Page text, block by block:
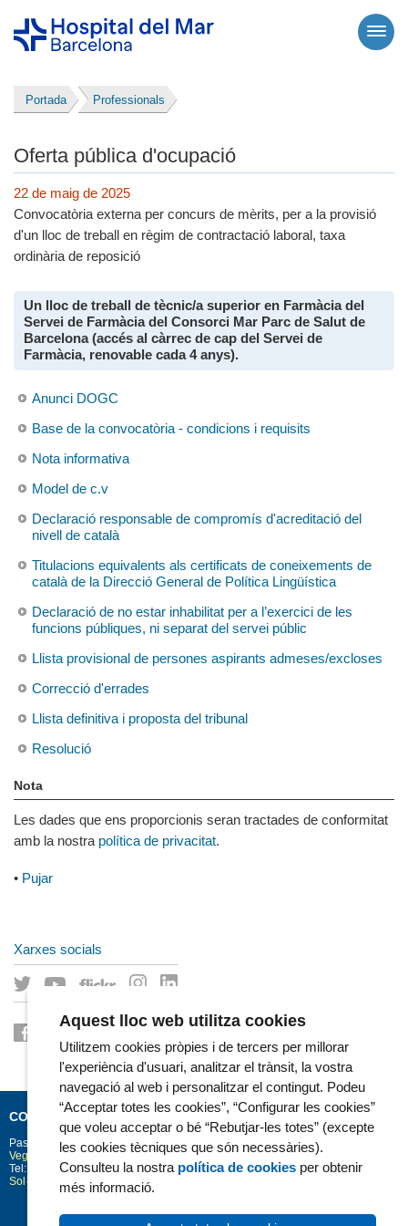
Portada Professionals
Oferta pública d'ocupació
22 de maig de 2025
Convocatòria externa per concurs de mèrits, per a la provisió
d'un lloc de treball en règim de contractació laboral, taxa
ordinària de reposició
Un lloc de treball de tècnic/a superior en Farmàcia del
Servei de Farmàcia del Consorci Mar Parc de Salut de
Barcelona (accés al càrrec de cap del Servei de
Farmàcia, renovable cada 4 anys).
Anunci DOGC
Base de la convocatòria - condicions i requisits
Nota informativa
Model de c.v
Declaració responsable de compromís d'acreditació del
nivell de català
Titulacions equivalents als certificats de coneixements de
català de la Direcció General de Política Lingüística
Declaració de no estar inhabilitat per a l’exercici de les
funcions públiques, ni separat del servei públic
Llista provisional de persones aspirants admeses/excloses
Correcció d'errades
Llista definitiva i proposta del tribunal
Resolució
Nota
Les dades que ens proporcionis seran tractades de conformitat
amb la nostra política de privacitat.
• Pujar
Xarxes socials
CONTACTE
Passeig Marítim 25-29 Barcelona 08003
Vegeu la situació a Google Maps
Tel: 93 248 30 00 · Fax: 93 248 32 54
Sol·licitud d'informació
Aquest lloc web utilitza cookies
Utilitzem cookies pròpies i de tercers per millorar
l'experiència d'usuari, analitzar el trànsit, la vostra
navegació al web i personalitzar el contingut. Podeu
“Acceptar totes les cookies”, “Configurar les cookies”
que voleu acceptar o bé “Rebutjar-les totes” (excepte
les cookies tècniques que són necessàries).
Consulteu la nostra política de cookies per obtenir
més informació.